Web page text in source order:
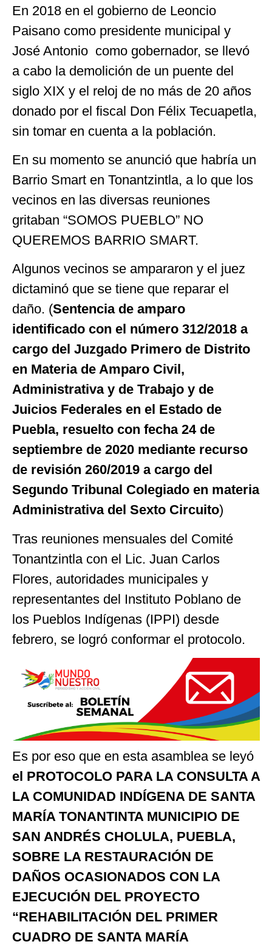
En 2018 en el gobierno de Leoncio
Paisano como presidente municipal y
José Antonio como gobernador, se llevó
a cabo la demolición de un puente del
siglo XIX y el reloj de no más de 20 años
donado por el fiscal Don Félix Tecuapetla,
sin tomar en cuenta a la población.
En su momento se anunció que habría un
Barrio Smart en Tonantzintla, a lo que los
vecinos en las diversas reuniones
gritaban “SOMOS PUEBLO” NO
QUEREMOS BARRIO SMART.
Algunos vecinos se ampararon y el juez
dictaminó que se tiene que reparar el
daño. (Sentencia de amparo
identificado con el número 312/2018 a
cargo del Juzgado Primero de Distrito
en Materia de Amparo Civil,
Administrativa y de Trabajo y de
Juicios Federales en el Estado de
Puebla, resuelto con fecha 24 de
septiembre de 2020 mediante recurso
de revisión 260/2019 a cargo del
Segundo Tribunal Colegiado en materia
Administrativa del Sexto Circuito)
Tras reuniones mensuales del Comité
Tonantzintla con el Lic. Juan Carlos
Flores, autoridades municipales y
representantes del Instituto Poblano de
los Pueblos Indígenas (IPPI) desde
febrero, se logró conformar el protocolo.
Es por eso que en esta asamblea se leyó
el PROTOCOLO PARA LA CONSULTA A
LA COMUNIDAD INDÍGENA DE SANTA
MARÍA TONANTINTA MUNICIPIO DE
SAN ANDRÉS CHOLULA, PUEBLA,
SOBRE LA RESTAURACIÓN DE
DAÑOS OCASIONADOS CON LA
EJECUCIÓN DEL PROYECTO
“REHABILITACIÓN DEL PRIMER
CUADRO DE SANTA MARÍA